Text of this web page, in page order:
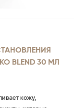
BLEND 30 МЛ
кожу,